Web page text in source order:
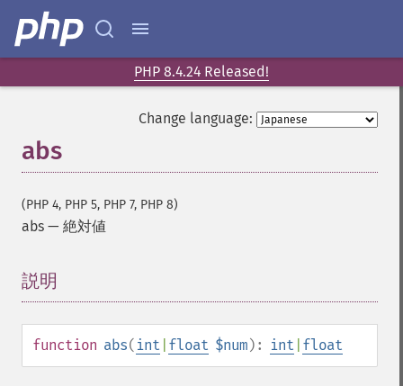
PHP 8.4.24 Released!
Change language:
abs
(PHP 4, PHP 5, PHP 7, PHP 8)
abs — 絶対値
説明
function abs( int float $num): int float